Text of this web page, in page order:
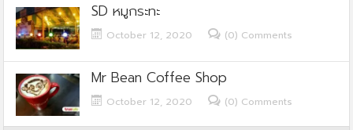
SD หมูกระทะ
October 12, 2020 (0) Comments
Mr Bean Coffee Shop
October 12, 2020 (0) Comments